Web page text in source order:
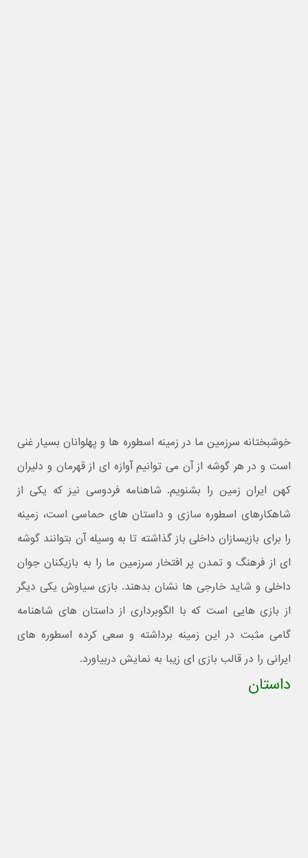
خوشبختانه سرزمین ما در زمینه اسطوره ها و پهلوانان بسیار غنی
است و در هر گوشه از آن می توانیم آوازه ای از قهرمان و دلیران
کهن ایران زمین را بشنویم. شاهنامه فردوسی نیز که یکی از
شاهکارهای اسطوره سازی و داستان های حماسی است، زمینه
را برای بازیسازان داخلی باز گذاشته تا به وسیله آن بتوانند گوشه
ای از فرهنگ و تمدن پر افتخار سرزمین ما را به بازیکنان جوان
داخلی و شاید خارجی ها نشان بدهند. بازی سیاوش یکی دیگر
از بازی هایی است که با الگوبرداری از داستان های شاهنامه
گامی مثبت در این زمینه برداشته و سعی کرده اسطوره های
ایرانی را در قالب بازی ای زیبا به نمایش دربیاورد.
داستان